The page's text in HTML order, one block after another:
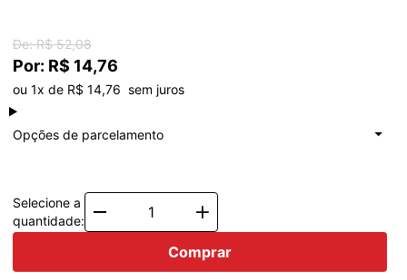
De: R$ 52,08
Por: R$ 14,76
ou 1x de R$ 14,76  sem juros
Opções de parcelamento
à vistaR$ 14,76
Total: R$ 14,76
Selecione a
quantidade:
Comprar